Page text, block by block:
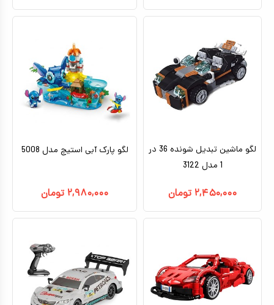
لگو ماشین تبدیل شونده 36 در
1 مدل 3122
۲,۴۵۰,۰۰۰ تومان
لگو پارک آبی استیچ مدل 5008
۲,۹۸۰,۰۰۰ تومان